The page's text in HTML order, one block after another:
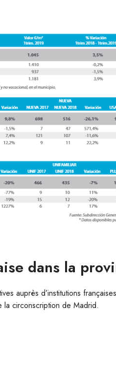
dans la
auprès d’institutions
circonscription de Madrid.